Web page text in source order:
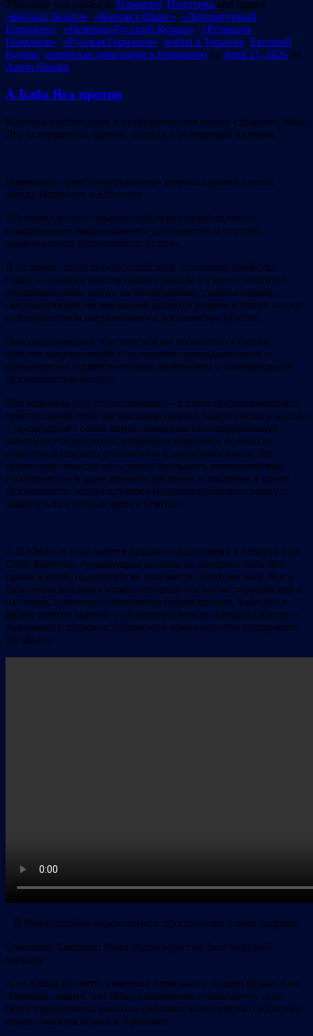
This entry was posted in Германия, Политика and tagged
«Берлин. Берега», «Контакт-Шанс», «Литературный
Европеец», «Немецко-Русский Курьер», «Редакция
Германия», «Русская Германия», война в Украине, Евгений
Кудряц, еврейская эмиграция в Германию on April 21, 2026 by
Aaron Shustin.
А Баба Яга против
Конечно против мира и сотрудничества между странами. Баба
Яга за терроризм, смерть, джихад и всемирный халифат.
Например, «Братья-мусульмане» против газовой сделки
между Израилем и Египтом:
«Газовая сделка с израильской оккупацией является
оскорблением национального достоинства и угрозой
национальной безопасности Египта.
В то время, когда сионистский враг усиливает убийства,
голод и геноцид против нашего народа в Газе и готовится
расширить свою войну на уничтожение, газовая сделка с
оккупирующей организацией является ударом в спину нации
и оскорблением национального достоинства Египта.
Она подтверждает, что этот режим полностью утратил
чувство национальной и исламской принадлежности и
пренебрегает стратегическими интересами и национальной
безопасностью Египта.
Мы заявляем, что это соглашение – в свете продолжающихся
преступлений этой организации против палестинского народа
– представляет собой явное обязательство поддерживать
экономику оккупантов, напрямую укреплять основы их
агрессии и открыто участвовать в поддержке врага. Это
происходит вместо того, чтобы оказывать экономическое,
политическое и даже военное давление и давление в сфере
безопасности, чтобы остановить кровопролитную войну и
защитить Восточный фронт Египта».
А ХАМАС в Газе против раздачи гуманитарки с воздуха или
GHF. Конечно, гуманитарка которая не попадает Бабе Яге
прямо в руки, подвергает ее опасности. Поэтому Бабе Яге в
Газе очень выгодно, чтобы голодали все кроме террористов и
их семей, и поэтому ненасытная бабуля против. Баба Яга в
Иране против мирного соглашения между Азербайджаном и
Арменией и решения Ливанского правительства разоружить
Хизбаллу.
В Иране крайне недовольны и обеспокоены этими кадрами
​​Советник Хаменеи: Иран отреагирует на Зангезурский
коридор
Али Акбар Велаяти, советник верховного лидера Ирана Али
Хаменеи, заявил, что Иран непременно отреагирует, если
будет предпринята попытка создания Зангезурского коридора
вдоль границы Ирана и Армении.